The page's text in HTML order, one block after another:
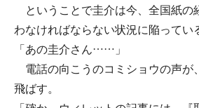
ということで圭介は今、全国紙の
わなければならない状況に陥ってい
「あの圭介さん……」
電話の向こうのコミショウの声が
飛ばす。